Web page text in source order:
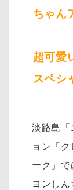
ちゃん
超可愛
スペシ
淡路島「
ョン「
ーク」
ヨンし